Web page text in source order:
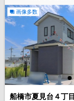
画像多数
船橋市夏見台４丁目